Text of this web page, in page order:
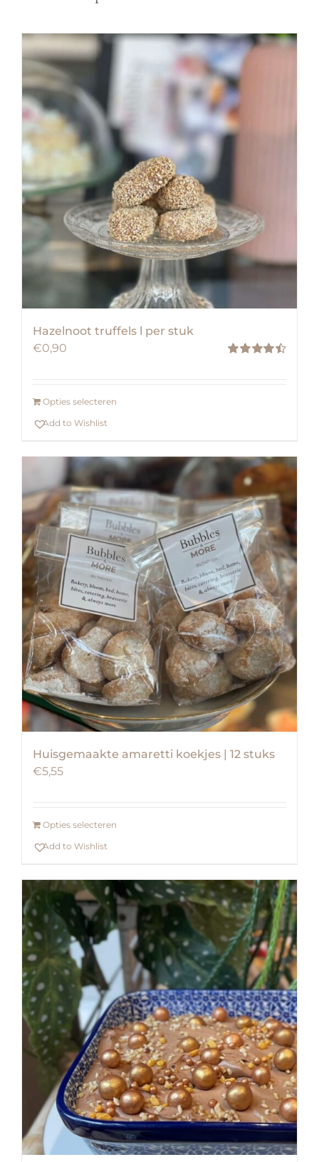
Hazelnoot truffels l per stuk
€0,90
Opties selecteren
Add to Wishlist
Huisgemaakte amaretti koekjes | 12 stuks
€5,55
Opties selecteren
Add to Wishlist